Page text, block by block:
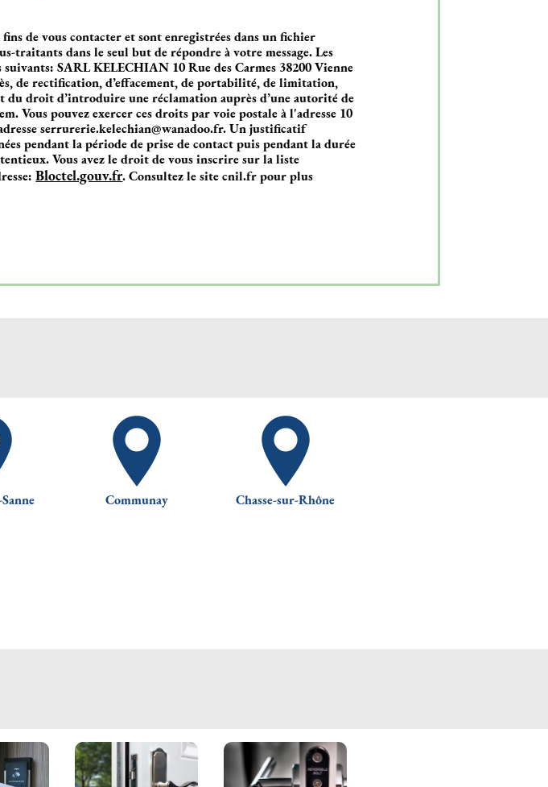
de vous contacter et sont enregistrées dans un fichier
traitants dans le seul but de répondre à votre message. Les
SARL KELECHIAN 10 Rue des Carmes 38200 Vienne
de rectification, d’effacement, de portabilité, de limitation,
droit d’introduire une réclamation auprès d’une autorité de
Vous pouvez exercer ces droits par voie postale à l'adresse 10
serrurerie.kelechian@wanadoo.fr. Un justificatif
pendant la période de prise de contact puis pendant la durée
Vous avez le droit de vous inscrire sur la liste
Bloctel.gouv.fr. Consultez le site cnil.fr pour plus
Communay Chasse-sur-Rhône